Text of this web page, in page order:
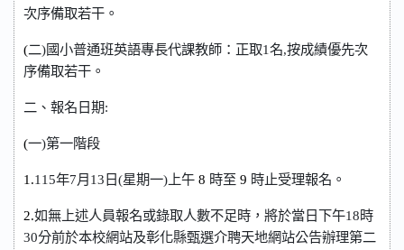
次序備取若干 。
(二)國小普通班英語專長代課教師 ： 正取1名,按成績優先次
序備取若干 。
二、報名日期:
(一)第一階段
1.1 15年7月13日(星期一)上午 8 時至 9 時止受理報名。
2.如無上述人員報名或錄取人數不足時，將於當日下午18時
30分前於本校網站及彰化縣甄選介聘天地網站公告辦理第二